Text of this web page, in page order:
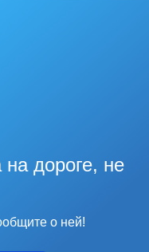
дороге, не
о ней!